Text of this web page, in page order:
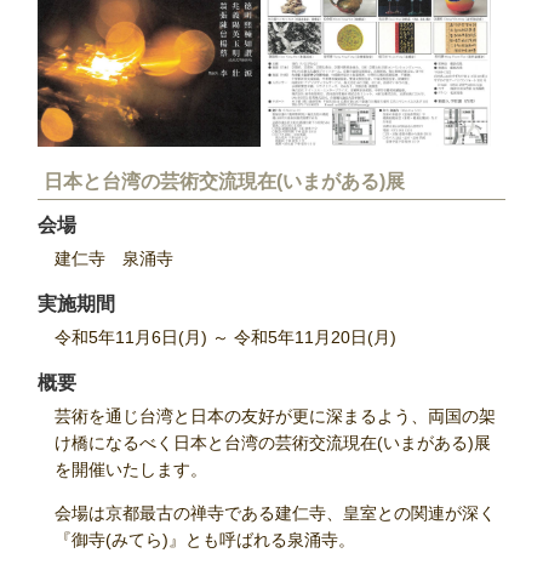
日本と台湾の芸術交流現在(いまがある)展
会場
建仁寺 泉涌寺
実施期間
令和5年11月6日(月) ～ 令和5年11月20日(月)
概要
芸術を通じ台湾と日本の友好が更に深まるよう、両国の架
け橋になるべく日本と台湾の芸術交流現在(いまがある)展
を開催いたします。
会場は京都最古の禅寺である建仁寺、皇室との関連が深く
『御寺(みてら)』とも呼ばれる泉涌寺。